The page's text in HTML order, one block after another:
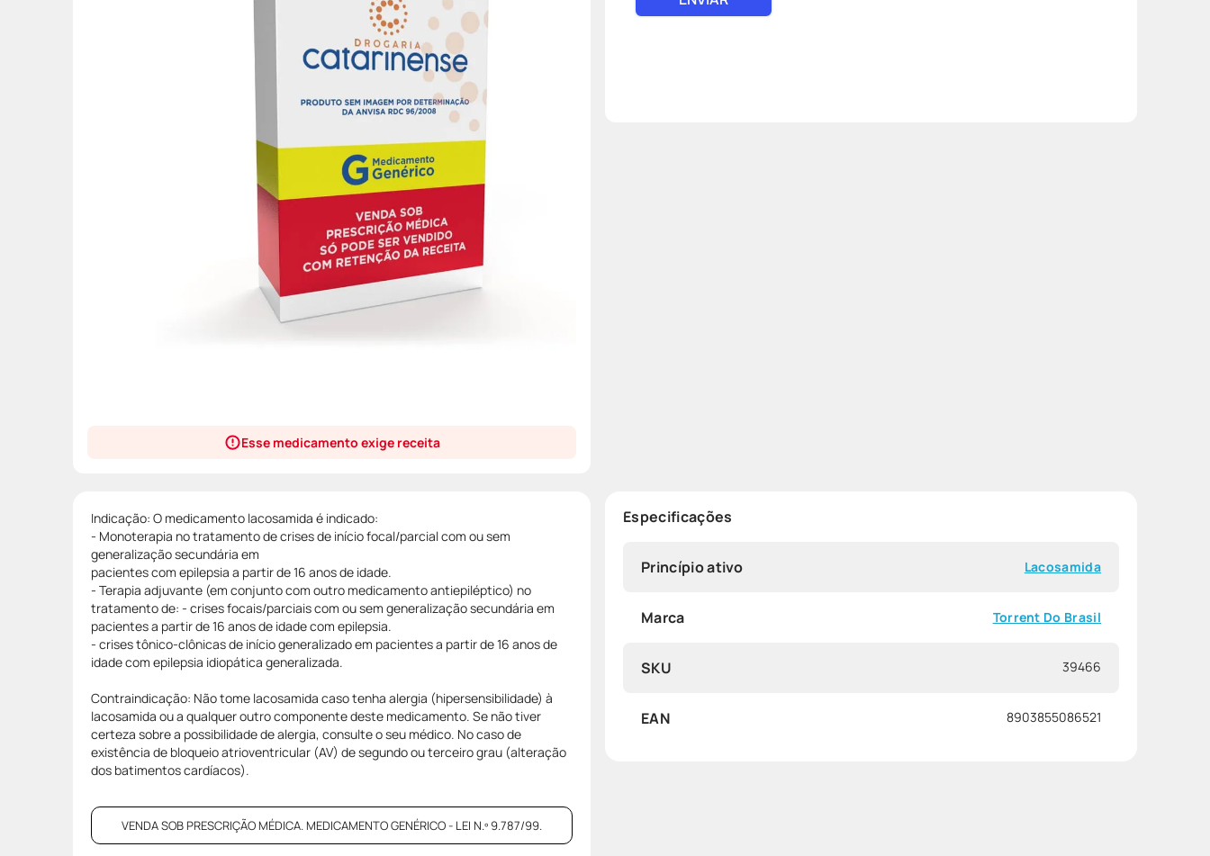
Esse medicamento exige receita
Indicação: O medicamento lacosamida é indicado:
- Monoterapia no tratamento de crises de início focal/parcial com ou sem
generalização secundária em
pacientes com epilepsia a partir de 16 anos de idade.
- Terapia adjuvante (em conjunto com outro medicamento antiepiléptico) no
tratamento de: - crises focais/parciais com ou sem generalização secundária em
pacientes a partir de 16 anos de idade com epilepsia.
- crises tônico-clônicas de início generalizado em pacientes a partir de 16 anos de
idade com epilepsia idiopática generalizada.
Contraindicação: Não tome lacosamida caso tenha alergia (hipersensibilidade) à
lacosamida ou a qualquer outro componente deste medicamento. Se não tiver
certeza sobre a possibilidade de alergia, consulte o seu médico. No caso de
existência de bloqueio atrioventricular (AV) de segundo ou terceiro grau (alteração
dos batimentos cardíacos).
VENDA SOB PRESCRIÇÃO MÉDICA. MEDICAMENTO GENÉRICO - LEI N.º 9.787/99.
Especificações
Princípio ativo Lacosamida
Marca Torrent Do Brasil
SKU 39466
EAN 8903855086521